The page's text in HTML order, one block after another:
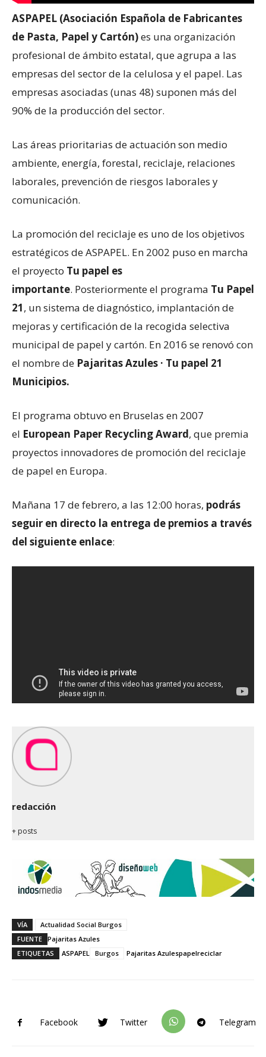
ASPAPEL (Asociación Española de Fabricantes
de Pasta, Papel y Cartón)es una organización
profesional de ámbito estatal, que agrupa a las
empresas del sector de la celulosa y el papel. Las
empresas asociadas (unas 48) suponen más del
90% de la producción del sector.
Las áreas prioritarias de actuación son medio
ambiente, energía, forestal, reciclaje, relaciones
laborales, prevención de riesgos laborales y
comunicación.
La promoción del reciclaje es uno de los objetivos
estratégicos de ASPAPEL. En 2002 puso en marcha
el proyecto Tu papel es
importante. Posteriormente el programa Tu Papel
21, un sistema de diagnóstico, implantación de
mejoras y certificación de la recogida selectiva
municipal de papel y cartón. En 2016 se renovó con
el nombre de Pajaritas Azules · Tu papel 21
Municipios.
El programa obtuvo en Bruselas en 2007
el European Paper Recycling Award, que premia
proyectos innovadores de promoción del reciclaje
de papel en Europa.
Mañana 17 de febrero, a las 12:00 horas, podrás
seguir en directo la entrega de premios a través
del siguiente enlace:
redacción
+ posts
VÍA
Actualidad Social Burgos
FUENTE Pajaritas Azules
ETIQUETAS
ASPAPEL Burgos Pajaritas Azulespapelreciclar
Facebook Twitter Telegram